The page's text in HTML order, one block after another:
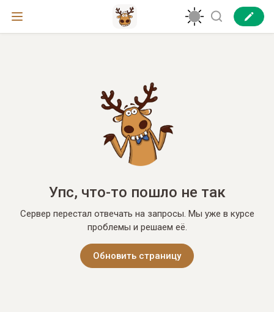
Упс, что-то пошло не так
Сервер перестал отвечать на запросы. Мы уже в курсе
проблемы и решаем её.
Обновить страницу